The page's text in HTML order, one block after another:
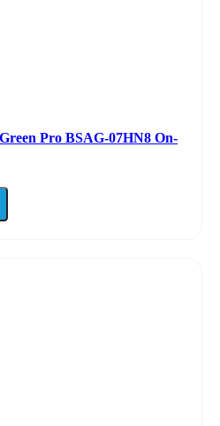
Pro BSAG-07HN8 On-